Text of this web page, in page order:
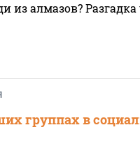
из алмазов?
группах в